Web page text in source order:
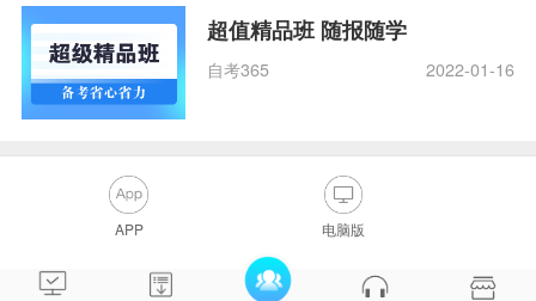
超值精品班 随报随学
自考365 2022-01-16
APP 电脑版